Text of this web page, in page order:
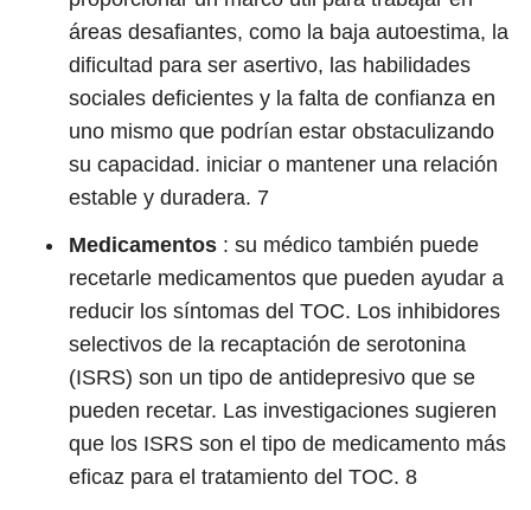
áreas desafiantes, como la baja autoestima, la
dificultad para ser asertivo, las habilidades
sociales deficientes y la falta de confianza en
uno mismo que podrían estar obstaculizando
su capacidad. iniciar o mantener una relación
estable y duradera. 7
Medicamentos : su médico también puede
recetarle medicamentos que pueden ayudar a
reducir los síntomas del TOC. Los inhibidores
selectivos de la recaptación de serotonina
(ISRS) son un tipo de antidepresivo que se
pueden recetar. Las investigaciones sugieren
que los ISRS son el tipo de medicamento más
eficaz para el tratamiento del TOC. 8